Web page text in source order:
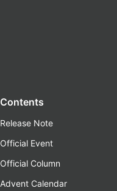
Contents
Release Note
Official Event
Official Column
Advent Calendar